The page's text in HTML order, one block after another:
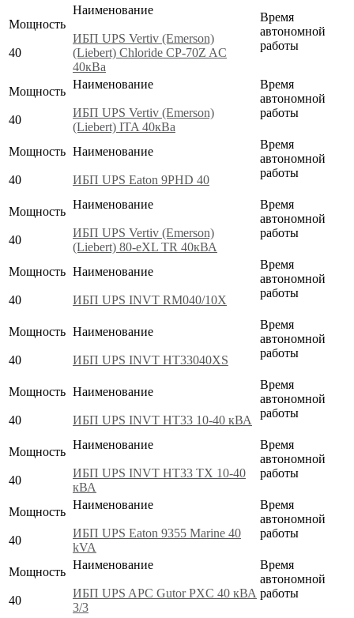
Мощность
40
Наименование
ИБП UPS Vertiv (Emerson)
(Liebert) Chloride CP-70Z AC
40кВа
Время
автономной
работы
Мощность
40
Наименование
ИБП UPS Vertiv (Emerson)
(Liebert) ITA 40кВа
Время
автономной
работы
Мощность
40
Наименование
ИБП UPS Eaton 9PHD 40
Время
автономной
работы
Мощность
40
Наименование
ИБП UPS Vertiv (Emerson)
(Liebert) 80-eXL TR 40кВА
Время
автономной
работы
Мощность
40
Наименование
ИБП UPS INVT RM040/10X
Время
автономной
работы
Мощность
40
Наименование
ИБП UPS INVT HT33040XS
Время
автономной
работы
Мощность
40
Наименование
ИБП UPS INVT HT33 10-40 кВА
Время
автономной
работы
Мощность
40
Наименование
ИБП UPS INVT HT33 TX 10-40
кВА
Время
автономной
работы
Мощность
40
Наименование
ИБП UPS Eaton 9355 Marine 40
kVA
Время
автономной
работы
Мощность
40
Наименование
ИБП UPS APC Gutor PXC 40 кВА
3/3
Время
автономной
работы